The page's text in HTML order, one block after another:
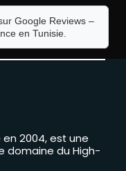
Google Reviews –
en Tunisie.
2004, est une
domaine du High-